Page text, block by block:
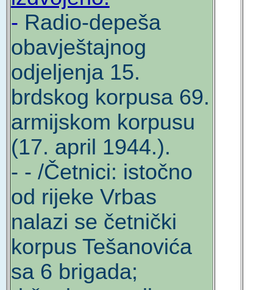
- Radio-depeša
obavještajnog
odjeljenja 15.
brdskog korpusa 69.
armijskom korpusu
(17. april 1944.).
- - /Četnici: istočno
od rijeke Vrbas
nalazi se četnički
korpus Tešanovića
sa 6 brigada;